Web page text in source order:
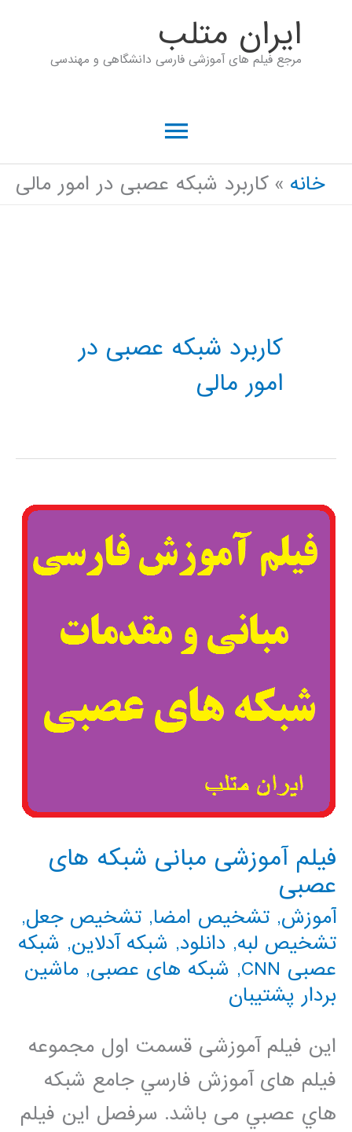
ايران متلب
مرجع فیلم های آموزشی فارسی دانشگاهی و مهندسی
فهرست
اصلی
خانه کاربرد شبکه عصبی در امور مالی
کاربرد شبکه عصبی در
امور مالی
فیلم آموزشی مبانی شبکه های
عصبی
آموزش, تشخیص امضا, تشخیص جعل,
تشخیص لبه, دانلود, شبکه آدلاین, شبکه
عصبی CNN
, شبکه های عصبی, ماشین
بردار پشتیبان
این فیلم آموزشی قسمت اول مجموعه
فيلم های آموزش فارسي جامع شبكه
هاي عصبي می باشد. سرفصل این فیلم